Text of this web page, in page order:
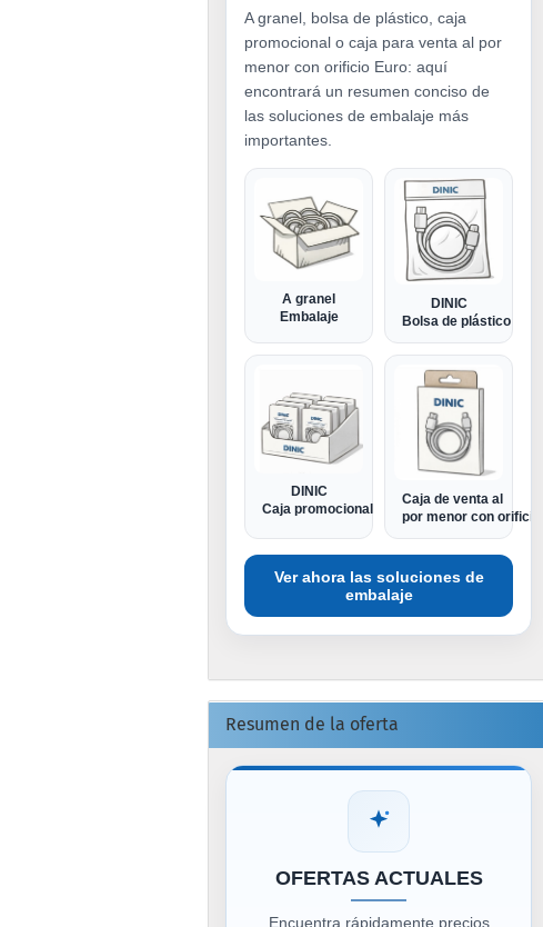
A granel, bolsa de plástico, caja
promocional o caja para venta al por
menor con orificio Euro: aquí
encontrará un resumen conciso de
las soluciones de embalaje más
importantes.
A granel
Embalaje
DINIC
Bolsa de plástico
DINIC
Caja promocional
Caja de venta al
por menor con orificio
Ver ahora las soluciones de
embalaje
Resumen de la oferta
OFERTAS ACTUALES
Encuentra rápidamente precios